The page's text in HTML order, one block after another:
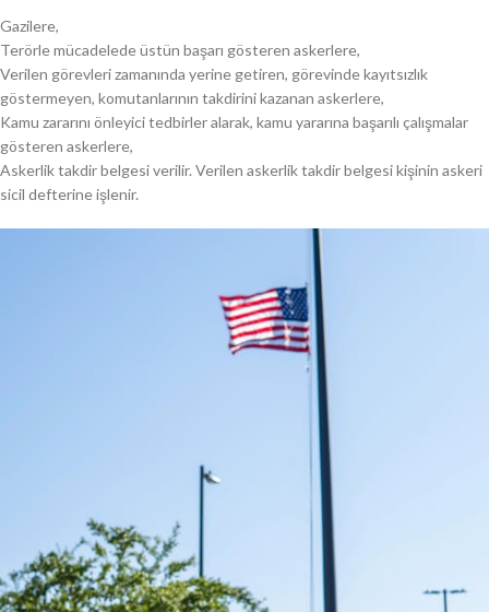
Gazilere,
Terörle mücadelede üstün başarı gösteren askerlere,
Verilen görevleri zamanında yerine getiren, görevinde kayıtsızlık
göstermeyen, komutanlarının takdirini kazanan askerlere,
Kamu zararını önleyici tedbirler alarak, kamu yararına başarılı çalışmalar
gösteren askerlere,
Askerlik takdir belgesi verilir. Verilen askerlik takdir belgesi kişinin askeri
sicil defterine işlenir.